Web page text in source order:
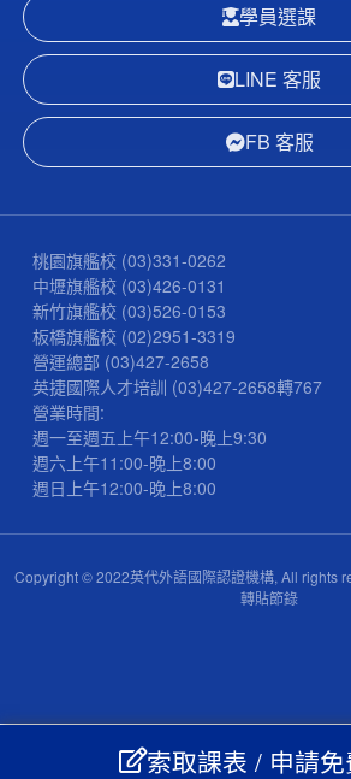
學員選課
LINE 客服
FB 客服
桃園旗艦校 (03)331-0262
中壢旗艦校 (03)426-0131
新竹旗艦校 (03)526-0153
板橋旗艦校 (02)2951-3319
營運總部 (03)427-2658
英捷國際人才培訓 (03)427-2658轉767
營業時間:
週一至週五上午12:00-晚上9:30
週六上午11:00-晚上8:00
週日上午12:00-晚上8:00
Copyright © 2022英代外語國際認證機構, All rights
轉貼節錄
索取課表 / 申請